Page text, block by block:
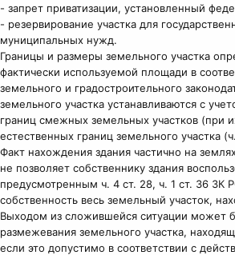
- запрет приватизации, установленный
- резервирование участка для
муниципальных нужд.
Границы и размеры земельного участка
фактически используемой площади в
земельного и градостроительного
земельного участка устанавливаются с
границ смежных земельных участков (при
естественных границ земельного участка
Факт нахождения здания частично на
не позволяет собственнику здания
предусмотренным ч. 4 ст. 28, ч. 1 ст. 36 ЗК
собственность весь земельный участок,
Выходом из сложившейся ситуации может
размежевания земельного участка,
если это допустимо в соответствии с